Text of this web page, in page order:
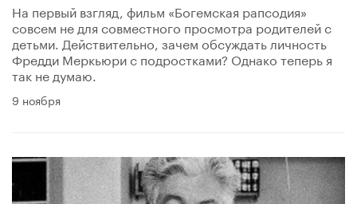
На первый взгляд, фильм «Богемская рапсодия»
совсем не для совместного просмотра родителей с
детьми. Действительно, зачем обсуждать личность
Фредди Меркьюри с подростками? Однако теперь я
так не думаю.
9 ноября